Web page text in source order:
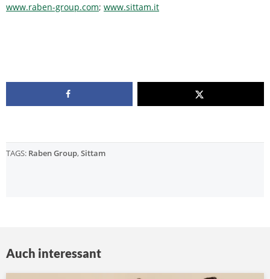
www.raben-group.com; www.sittam.it
TAGS: Raben Group,Sittam
Auch interessant